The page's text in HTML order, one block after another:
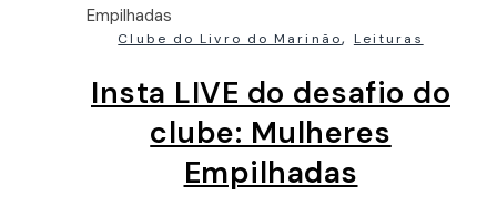
Clube do Livro do Marinão, Leituras
Insta LIVE do desafio do
clube: Mulheres
Empilhadas